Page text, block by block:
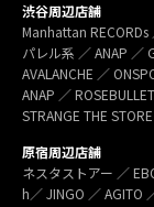
渋谷周辺店舗
Manhattan RECORDs
パレル系 ／ ANAP
AVALANCHE ／
ANAP ／
STRANGE THE
原宿周辺店舗
ネスタストアー ／
h／ JINGO ／ AGITO